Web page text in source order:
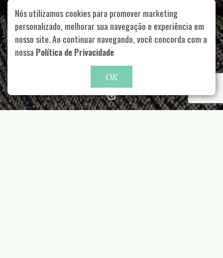
Rua Aurélia, 1714 – Vila Romana, São Paulo – SP | 55 11
99178-5848
contato@nucleofood.com
Role para continar
Nós utilizamos cookies para promover marketing
personalizado, melhorar sua navegação e experiência em
nosso site. Ao continuar navegando, você concorda com a
nossa Política de Privacidade
OK